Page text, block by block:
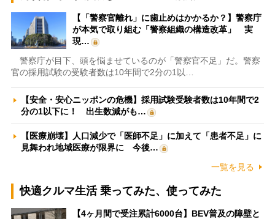
【「警察官離れ」に歯止めはかかるか？】警察庁
が本気で取り組む「警察組織の構造改革」 実
現…
警察庁が目下、頭を悩ませているのが「警察官不足」だ。警察
官の採用試験の受験者数は10年間で2分の1以…
【安全・安心ニッポンの危機】採用試験受験者数は10年間で2
分の1以下に！ 出生数減がも…
【医療崩壊】人口減少で「医師不足」に加えて「患者不足」に
見舞われ地域医療が限界に 今後…
一覧を見る
快適クルマ生活 乗ってみた、使ってみた
【4ヶ月間で受注累計6000台】BEV普及の障壁と